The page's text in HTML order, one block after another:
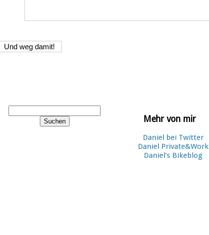
Mehr von mir
Daniel bei Twitter
Daniel Private&Work
Daniel’s Bikeblog